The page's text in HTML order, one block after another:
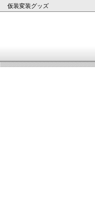
仮装変装グッズ